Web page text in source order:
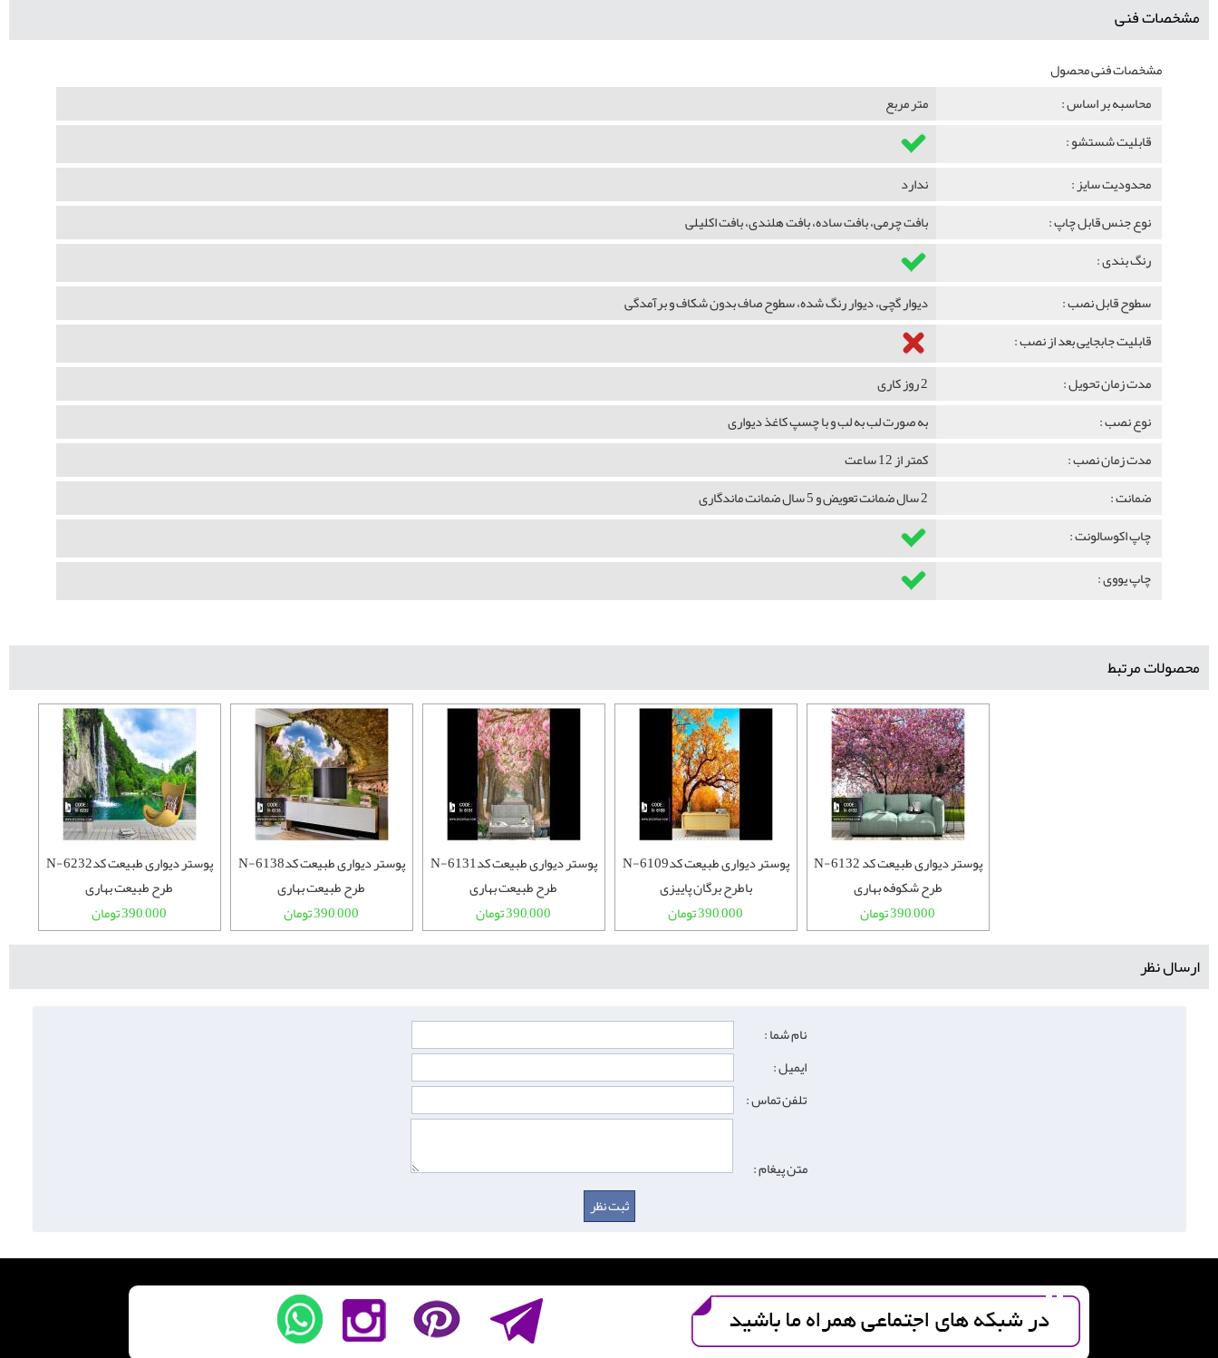
مشخصات فنی
مشخصات فنی محصول
محاسبه بر اساس :
متر مربع
قابلیت شستشو :
محدودیت سایز :
ندارد
نوع جنس قابل چاپ :
بافت چرمی، بافت ساده، بافت هلندی، بافت اکلیلی
رنگ بندی :
سطوح قابل نصب :
دیوار گچی، دیوار رنگ شده، سطوح صاف بدون شکاف و برآمدگی
قابلیت جابجایی بعد از نصب :
مدت زمان تحویل :
2 روز کاری
نوع نصب :
به صورت لب به لب و با چسپ کاغذ دیواری
مدت زمان نصب :
کمتر از 12 ساعت
ضمانت :
2 سال ضمانت تعویض و 5 سال ضمانت ماندگاری
چاپ اکوسالونت :
چاپ یووی :
محصولات مرتبط
پوستر دیواری طبیعت کدN-6232
طرح طبیعت بهاری
390,000 تومان
پوستر دیواری طبیعت کدN-6138
طرح طبیعت بهاری
390,000 تومان
پوستر دیواری طبیعت کدN-6131
طرح طبیعت بهاری
390,000 تومان
پوستر دیواری طبیعت کدN-6109
باطرح برگان پاییزی
390,000 تومان
پوستر دیواری طبیعت کد N-6132
طرح شکوفه بهاری
390,000 تومان
ارسال نظر
نام شما :
ایمیل :
تلفن تماس :
متن پیغام :